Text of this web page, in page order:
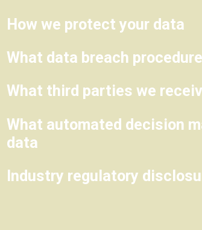
How we protect your data
What data breach
What third parties we
What automated decision
data
Industry regulatory